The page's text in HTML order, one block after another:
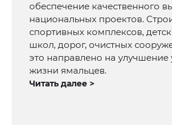
обеспечение качественного
национальных проектов.
спортивных комплексов,
школ, дорог, очистных
это направлено на улучшение
жизни ямальцев.
Читать далее >